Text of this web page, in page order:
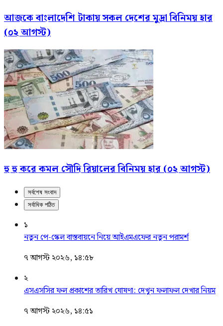
আজকে বাংলাদেশি টাকায় সকল দেশের মুদ্রা বিনিময় হার
(০২ আগস্ট)
হু হু করে কমল সৌদি রিয়ালের বিনিময় হার (০২ আগস্ট)
সর্বশেষ সংবাদ
সর্বাধিক পঠিত
১
নতুন পে-স্কেল বাস্তবায়নে নিয়ে আইএমএফের নতুন পরামর্শ
৭ আগস্ট ২০২৬, ১৪:৫৮
২
এসএসসির ফল প্রকাশের তারিখ ঘোষণা: দেখুন ফলাফল দেখার নিয়ম
৭ আগস্ট ২০২৬, ১৪:৫১